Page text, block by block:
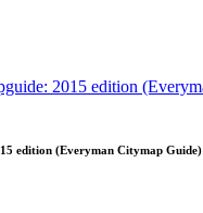
edition (Everyman Citymap Guide)